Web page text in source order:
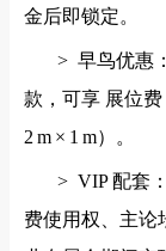
金后即锁定。
> 早鸟优惠
款，可享 展位
2 m × 1 m）。
> VIP 配套
费使用权、主论